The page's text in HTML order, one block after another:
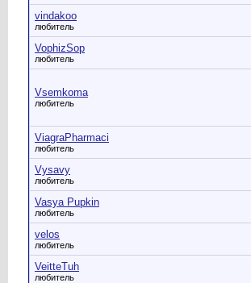
vindakoo
любитель
VophizSop
любитель
Vsemkoma
любитель
ViagraPharmaci
любитель
Vysavy
любитель
Vasya Pupkin
любитель
velos
любитель
VeitteTuh
любитель